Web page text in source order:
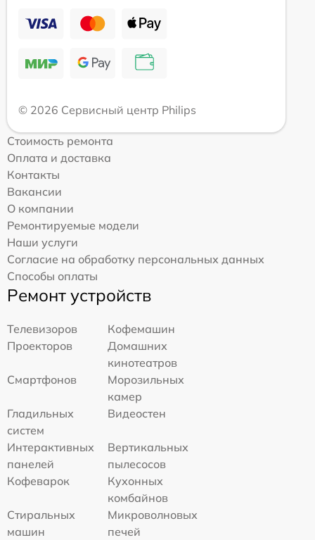
© 2026 Сервисный центр Philips
Стоимость ремонта
Оплата и доставка
Контакты
Вакансии
О компании
Ремонтируемые модели
Наши услуги
Согласие на обработку персональных данных
Способы оплаты
Ремонт устройств
Телевизоров
Кофемашин
Проекторов
Домашних
кинотеатров
Смартфонов
Морозильных
камер
Гладильных
систем
Видеостен
Интерактивных
панелей
Вертикальных
пылесосов
Кофеварок
Кухонных
комбайнов
Стиральных
машин
Микроволновых
печей